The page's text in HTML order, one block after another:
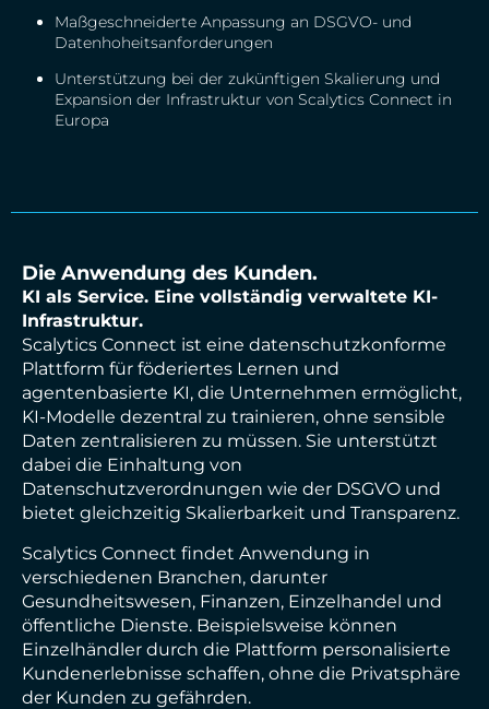
Maßgeschneiderte Anpassung an DSGVO- und
Datenhoheitsanforderungen
Unterstützung bei der zukünftigen Skalierung und
Expansion der Infrastruktur von Scalytics Connect in
Europa
Die Anwendung des Kunden.
KI als Service. Eine vollständig verwaltete KI-
Infrastruktur.
Scalytics Connect ist eine datenschutzkonforme
Plattform für föderiertes Lernen und
agentenbasierte KI, die Unternehmen ermöglicht,
KI-Modelle dezentral zu trainieren, ohne sensible
Daten zentralisieren zu müssen. Sie unterstützt
dabei die Einhaltung von
Datenschutzverordnungen wie der DSGVO und
bietet gleichzeitig Skalierbarkeit und Transparenz.
Scalytics Connect findet Anwendung in
verschiedenen Branchen, darunter
Gesundheitswesen, Finanzen, Einzelhandel und
öffentliche Dienste. Beispielsweise können
Einzelhändler durch die Plattform personalisierte
Kundenerlebnisse schaffen, ohne die Privatsphäre
der Kunden zu gefährden.